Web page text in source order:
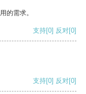
的需求。
支持[0] 反对[0]
支持[0] 反对[0]